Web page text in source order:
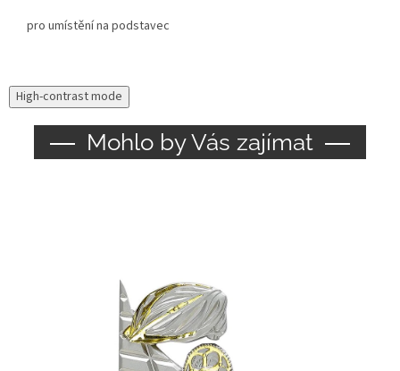
pro umístění na podstavec
High-contrast mode
Mohlo by Vás zajímat